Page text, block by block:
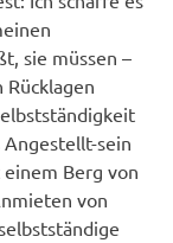
sie müssen –
sein
Berg von
von